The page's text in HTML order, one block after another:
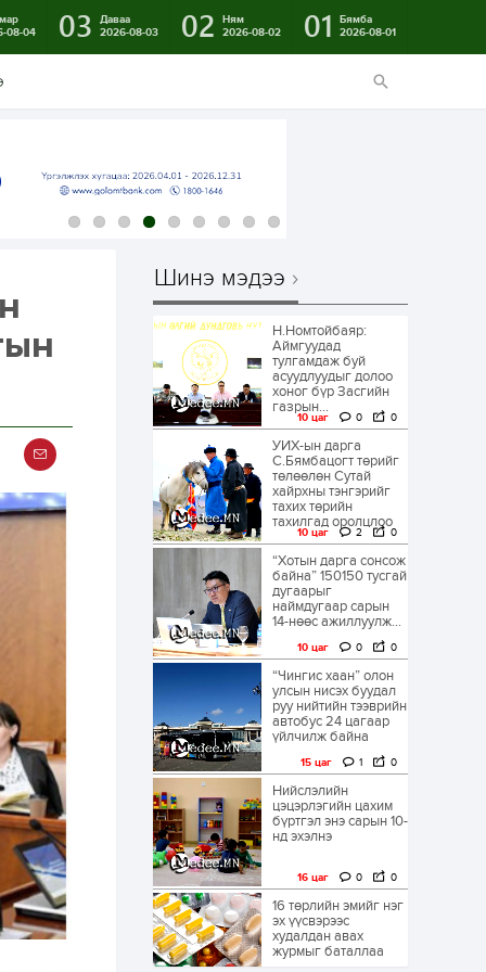
08-04
03
Даваа
2026-08-03
02
Ням
2026-08-02
01
Бямба
2026-08-01
Шинэ мэдээ
Н.Номтойбаяр:
Аймгуудад
тулгамдаж буй
асуудлуудыг долоо
хоног бүр Засгийн
газрын...
10 цаг 0 0
УИХ-ын дарга
С.Бямбацогт төрийг
төлөөлөн Сутай
хайрхны тэнгэрийг
тахих төрийн
тахилгад оролцлоо
10 цаг 2 0
“Хотын дарга сонсож
байна” 150150 тусгай
дугаарыг
наймдугаар сарын
14-нөөс ажиллуулж...
10 цаг 0 0
“Чингис хаан” олон
улсын нисэх буудал
руу нийтийн тээврийн
автобус 24 цагаар
үйлчилж байна
15 цаг 1 0
Нийслэлийн
цэцэрлэгийн цахим
бүртгэл энэ сарын 10-
нд эхэлнэ
16 цаг 0 0
16 төрлийн эмийг нэг
эх үүсвэрээс
худалдан авах
журмыг баталлаа